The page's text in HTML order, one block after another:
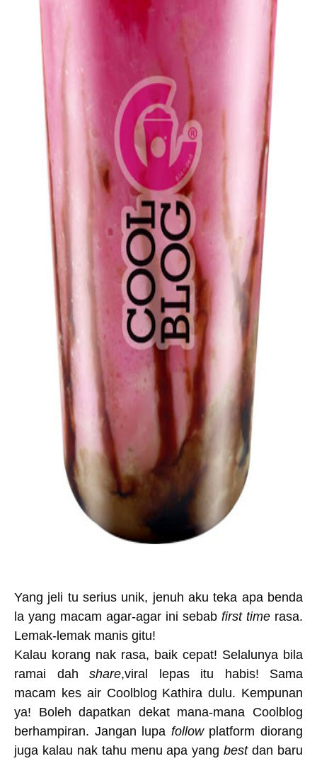
Yang jeli tu serius unik, jenuh aku teka apa benda
la yang macam agar-agar ini sebab first time rasa.
Lemak-lemak manis gitu!
Kalau korang nak rasa, baik cepat! Selalunya bila
ramai dah share,viral lepas itu habis! Sama
macam kes air Coolblog Kathira dulu. Kempunan
ya! Boleh dapatkan dekat mana-mana Coolblog
berhampiran. Jangan lupa followplatform diorang
juga kalau nak tahu menu apa yang bestdan baru